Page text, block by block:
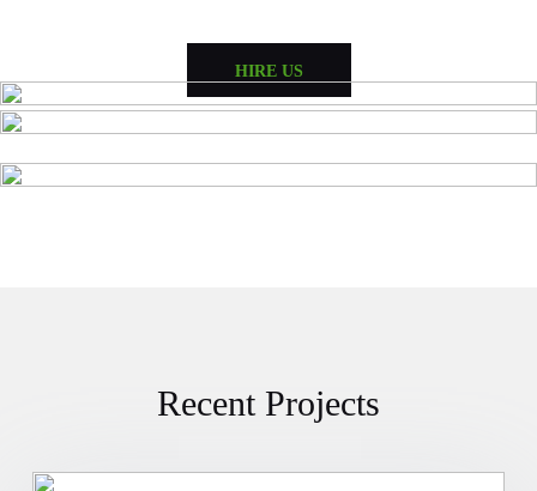
HIRE US
Recent Projects